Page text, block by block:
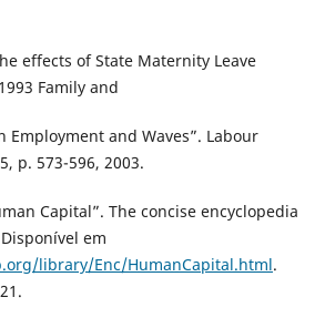
effects of State Maternity Leave
Family and
Employment and Waves”. Labour
p. 573-596, 2003.
Capital”. The concise encyclopedia
em
library/Enc/HumanCapital.html.